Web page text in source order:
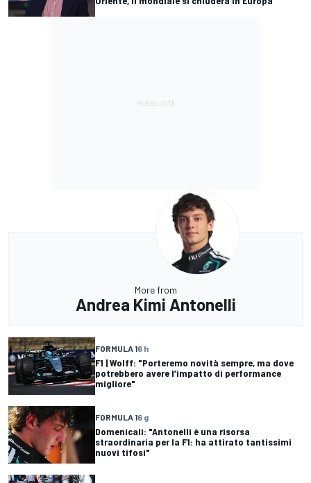
More from
Andrea Kimi Antonelli
FORMULA 16 h
F1 | Wolff: "Porteremo novità sempre, ma dove
potrebbero avere l’impatto di performance
migliore"
FORMULA 16 g
Domenicali: "Antonelli è una risorsa
straordinaria per la F1: ha attirato tantissimi
nuovi tifosi"